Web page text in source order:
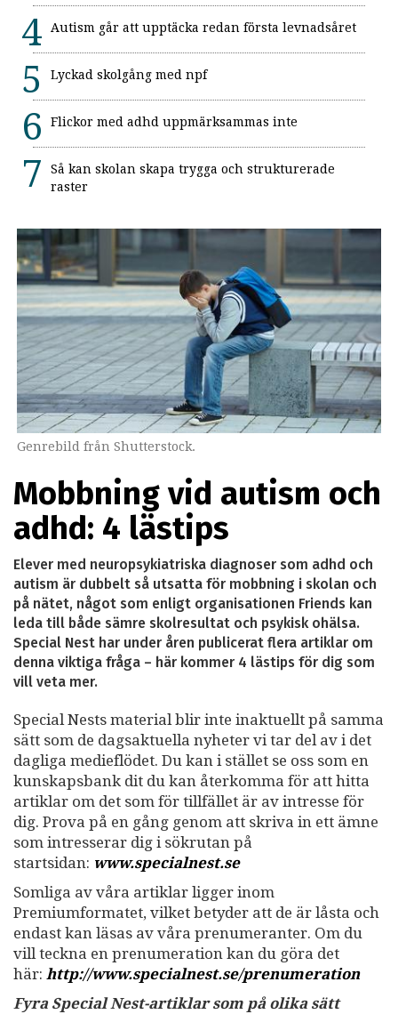
Autism går att upptäcka redan första levnadsåret
Lyckad skolgång med npf
Flickor med adhd uppmärksammas inte
Så kan skolan skapa trygga och strukturerade
raster
Genrebild från Shutterstock.
Mobbning vid autism och
adhd: 4 lästips
Elever med neuropsykiatriska diagnoser som adhd och
autism är dubbelt så utsatta för mobbning i skolan och
på nätet, något som enligt organisationen Friends kan
leda till både sämre skolresultat och psykisk ohälsa.
Special Nest har under åren publicerat flera artiklar om
denna viktiga fråga – här kommer 4 lästips för dig som
vill veta mer.
Special Nests material blir inte inaktuellt på samma
sätt som de dagsaktuella nyheter vi tar del av i det
dagliga medieflödet. Du kan i stället se oss som en
kunskapsbank dit du kan återkomma för att hitta
artiklar om det som för tillfället är av intresse för
dig. Prova på en gång genom att skriva in ett ämne
som intresserar dig i sökrutan på
startsidan: www.specialnest.se
Somliga av våra artiklar ligger inom
Premiumformatet, vilket betyder att de är låsta och
endast kan läsas av våra prenumeranter. Om du
vill teckna en prenumeration kan du göra det
här: http://www.specialnest.se/prenumeration
Fyra Special Nest-artiklar som på olika sätt